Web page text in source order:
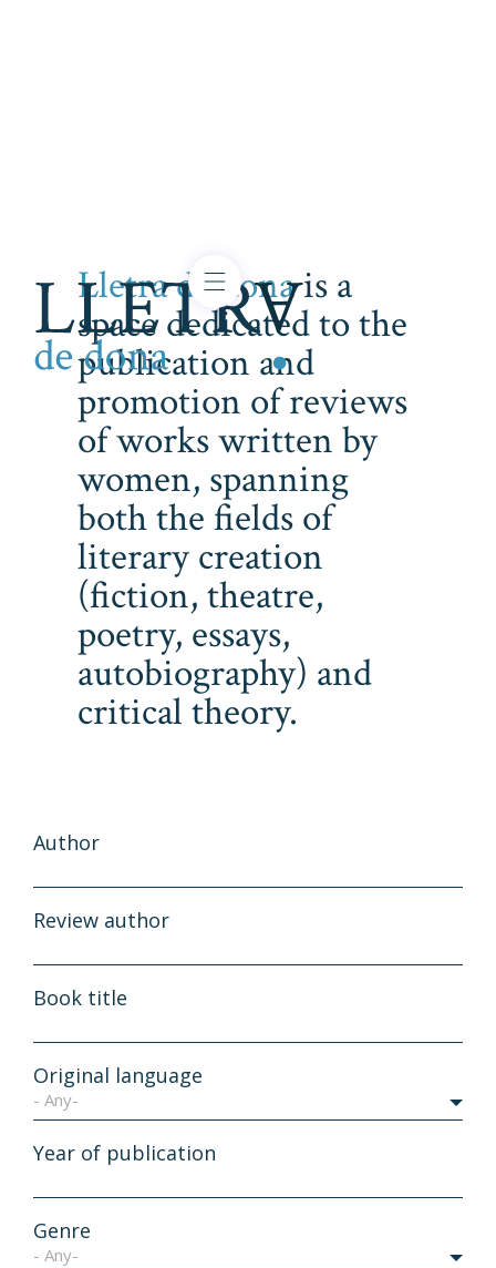
Lletra de donais a
space dedicated to the
publication and
promotion of reviews
of works written by
women, spanning
both the fields of
literary creation
(fiction, theatre,
poetry, essays,
autobiography) and
critical theory.
Author
Review author
Book title
Original language
- Any-
Year of publication
Genre
- Any-